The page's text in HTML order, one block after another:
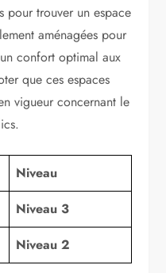
pour trouver un espace
aménagées pour
confort optimal aux
que ces espaces
vigueur concernant le
Niveau
Niveau 3
Niveau 2